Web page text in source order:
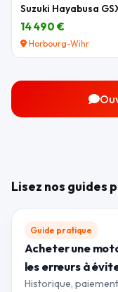
14 490 €
Horbourg-Wihr
Lisez nos guides
Guide pratique
Acheter une
les erreurs à
Historique,